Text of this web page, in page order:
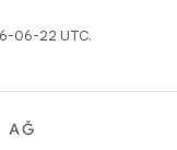
06-22 UTC.
AĞ